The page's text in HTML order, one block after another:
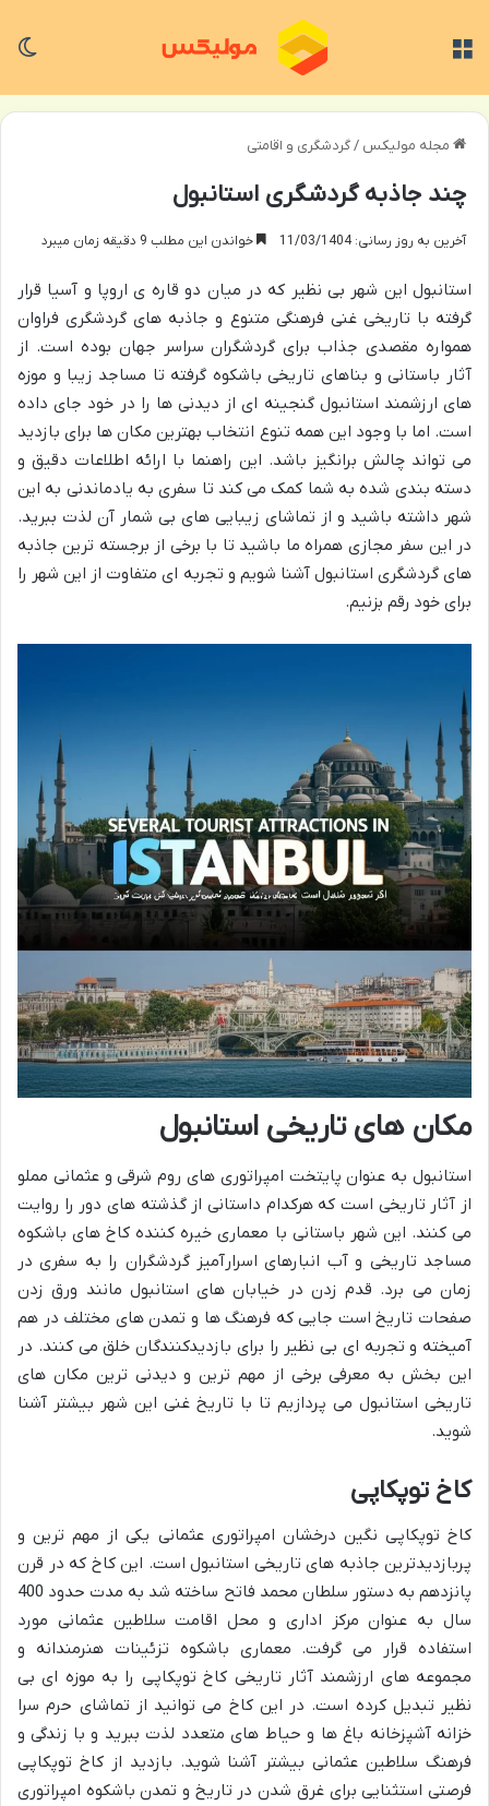
مجله مولیکس /گردشگری و اقامتی
چند جاذبه گردشگری استانبول
آخرین به روز رسانی: 11/03/1404 خواندن این مطلب 9 دقیقه زمان میبرد
استانبول این شهر بی نظیر که در میان دو قاره ی اروپا و آسیا قرار
گرفته با تاریخی غنی فرهنگی متنوع و جاذبه های گردشگری فراوان
همواره مقصدی جذاب برای گردشگران سراسر جهان بوده است. از
آثار باستانی و بناهای تاریخی باشکوه گرفته تا مساجد زیبا و موزه
های ارزشمند استانبول گنجینه ای از دیدنی ها را در خود جای داده
است. اما با وجود این همه تنوع انتخاب بهترین مکان ها برای بازدید
می تواند چالش برانگیز باشد. این راهنما با ارائه اطلاعات دقیق و
دسته بندی شده به شما کمک می کند تا سفری به یادماندنی به این
شهر داشته باشید و از تماشای زیبایی های بی شمار آن لذت ببرید.
در این سفر مجازی همراه ما باشید تا با برخی از برجسته ترین جاذبه
های گردشگری استانبول آشنا شویم و تجربه ای متفاوت از این شهر را
برای خود رقم بزنیم.
مکان های تاریخی استانبول
استانبول به عنوان پایتخت امپراتوری های روم شرقی و عثمانی مملو
از آثار تاریخی است که هرکدام داستانی از گذشته های دور را روایت
می کنند. این شهر باستانی با معماری خیره کننده کاخ های باشکوه
مساجد تاریخی و آب انبارهای اسرارآمیز گردشگران را به سفری در
زمان می برد. قدم زدن در خیابان های استانبول مانند ورق زدن
صفحات تاریخ است جایی که فرهنگ ها و تمدن های مختلف در هم
آمیخته و تجربه ای بی نظیر را برای بازدیدکنندگان خلق می کنند. در
این بخش به معرفی برخی از مهم ترین و دیدنی ترین مکان های
تاریخی استانبول می پردازیم تا با تاریخ غنی این شهر بیشتر آشنا
شوید.
کاخ توپکاپی
کاخ توپکاپی نگین درخشان امپراتوری عثمانی یکی از مهم ترین و
پربازدیدترین جاذبه های تاریخی استانبول است. این کاخ که در قرن
پانزدهم به دستور سلطان محمد فاتح ساخته شد به مدت حدود 400
سال به عنوان مرکز اداری و محل اقامت سلاطین عثمانی مورد
استفاده قرار می گرفت. معماری باشکوه تزئینات هنرمندانه و
مجموعه های ارزشمند آثار تاریخی کاخ توپکاپی را به موزه ای بی
نظیر تبدیل کرده است. در این کاخ می توانید از تماشای حرم سرا
خزانه آشپزخانه باغ ها و حیاط های متعدد لذت ببرید و با زندگی و
فرهنگ سلاطین عثمانی بیشتر آشنا شوید. بازدید از کاخ توپکاپی
فرصتی استثنایی برای غرق شدن در تاریخ و تمدن باشکوه امپراتوری